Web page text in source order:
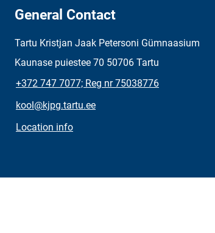
General Contact
Tartu Kristjan Jaak Petersoni Gümnaasium
Kaunase puiestee 70 50706 Tartu
+372 747 7077; Reg nr 75038776
kool@kjpg.tartu.ee
Location info